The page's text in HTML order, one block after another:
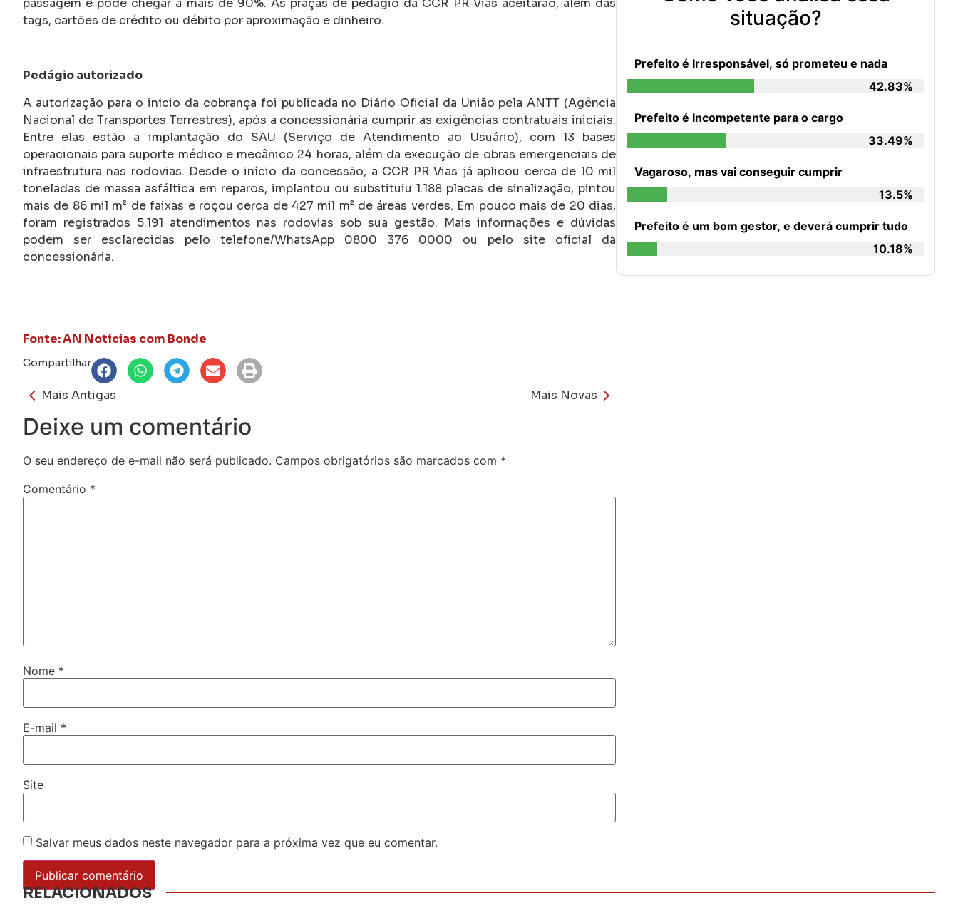
passagem e pode chegar a mais de 90%. As praças de pedágio da CCR PR Vias aceitarão, além das
tags, cartões de crédito ou débito por aproximação e dinheiro.
Pedágio autorizado
A autorização para o início da cobrança foi publicada no Diário Oficial da União pela ANTT (Agência
Nacional de Transportes Terrestres), após a concessionária cumprir as exigências contratuais iniciais.
Entre elas estão a implantação do SAU (Serviço de Atendimento ao Usuário), com 13 bases
operacionais para suporte médico e mecânico 24 horas, além da execução de obras emergenciais de
infraestrutura nas rodovias. Desde o início da concessão, a CCR PR Vias já aplicou cerca de 10 mil
toneladas de massa asfáltica em reparos, implantou ou substituiu 1.188 placas de sinalização, pintou
mais de 86 mil m² de faixas e roçou cerca de 427 mil m² de áreas verdes. Em pouco mais de 20 dias,
foram registrados 5.191 atendimentos nas rodovias sob sua gestão. Mais informações e dúvidas
podem ser esclarecidas pelo telefone/WhatsApp 0800 376 0000 ou pelo site oficial da
concessionária.
Fonte: AN Notícias com Bonde
Compartilhar
Mais Antigas Mais Novas
Deixe um comentário
O seu endereço de e-mail não será publicado. Campos obrigatórios são marcados com *
Comentário *
Nome *
E-mail *
Site
Salvar meus dados neste navegador para a próxima vez que eu comentar.
situação?
Prefeito é Irresponsável, só prometeu e nada
42.83%
Prefeito é Incompetente para o cargo
33.49%
Vagaroso, mas vai conseguir cumprir
13.5%
Prefeito é um bom gestor, e deverá cumprir tudo
10.18%
RELACIONADOS